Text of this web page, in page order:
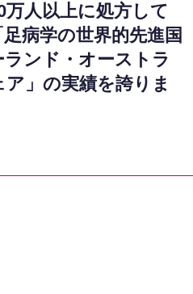
人以上に処方して
病学の世界的先進国
ンド・オーストラ
」の実績を誇りま